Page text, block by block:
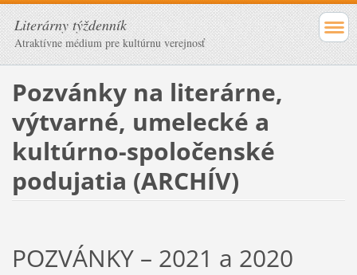
Literárny týždenník
Atraktívne médium pre kultúrnu verejnosť
Pozvánky na literárne,
výtvarné, umelecké a
kultúrno-spoločenské
podujatia (ARCHÍV)
POZVÁNKY – 2021 a 2020